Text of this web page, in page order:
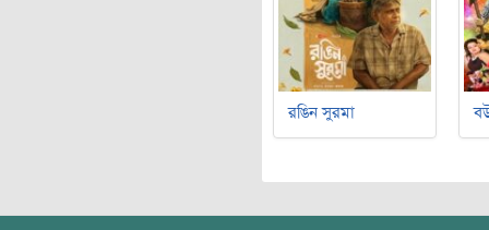
রঙিন সুরমা